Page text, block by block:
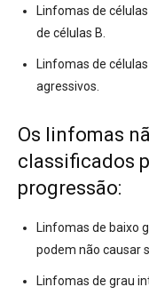
Linfomas de células
de células B.
Linfomas de
agressivos.
Os linfomas
classificados
progressão:
Linfomas de baixo
podem não causar
Linfomas de grau